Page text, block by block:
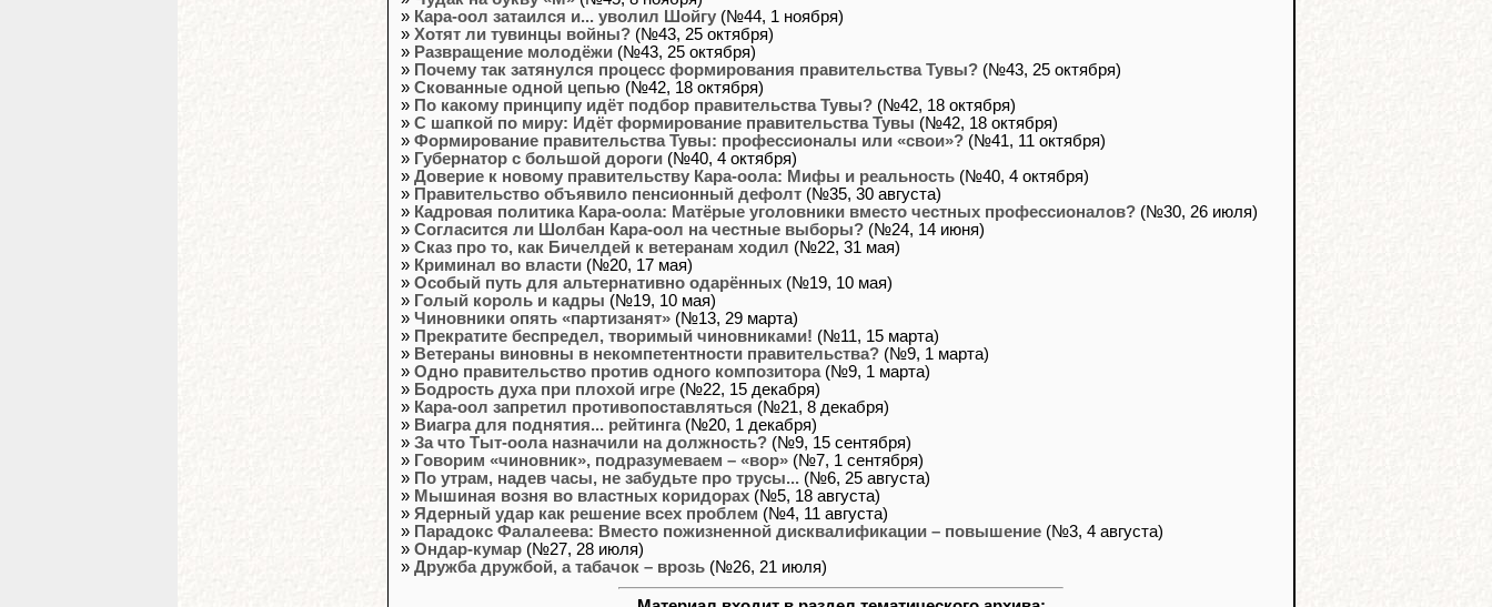
» Кара-оол затаился и... уволил Шойгу (№44, 1 ноября)
» Хотят ли тувинцы войны? (№43, 25 октября)
» Развращение молодёжи (№43, 25 октября)
» Почему так затянулся процесс формирования правительства Тувы? (№43, 25 октября)
» Скованные одной цепью (№42, 18 октября)
» По какому принципу идёт подбор правительства Тувы? (№42, 18 октября)
» С шапкой по миру: Идёт формирование правительства Тувы (№42, 18 октября)
» Формирование правительства Тувы: профессионалы или «свои»? (№41, 11 октября)
» Губернатор с большой дороги (№40, 4 октября)
» Доверие к новому правительству Кара-оола: Мифы и реальность (№40, 4 октября)
» Правительство объявило пенсионный дефолт (№35, 30 августа)
» Кадровая политика Кара-оола: Матёрые уголовники вместо честных профессионалов? (№30, 26 июля)
» Согласится ли Шолбан Кара-оол на честные выборы? (№24, 14 июня)
» Сказ про то, как Бичелдей к ветеранам ходил (№22, 31 мая)
» Криминал во власти (№20, 17 мая)
» Особый путь для альтернативно одарённых (№19, 10 мая)
» Голый король и кадры (№19, 10 мая)
» Чиновники опять «партизанят» (№13, 29 марта)
» Прекратите беспредел, творимый чиновниками! (№11, 15 марта)
» Ветераны виновны в некомпетентности правительства? (№9, 1 марта)
» Одно правительство против одного композитора(№9, 1 марта)
» Бодрость духа при плохой игре (№22, 15 декабря)
» Кара-оол запретил противопоставляться (№21, 8 декабря)
» Виагра для поднятия... рейтинга(№20, 1 декабря)
» За что Тыт-оола назначили на должность? (№9, 15 сентября)
» Говорим «чиновник», подразумеваем – «вор» (№7, 1 сентября)
» По утрам, надев часы, не забудьте про трусы... (№6, 25 августа)
» Мышиная возня во властных коридорах (№5, 18 августа)
» Ядерный удар как решение всех проблем (№4, 11 августа)
» Парадокс Фалалеева: Вместо пожизненной дисквалификации – повышение (№3, 4 августа)
» Ондар-кумар (№27, 28 июля)
» Дружба дружбой, а табачок – врозь (№26, 21 июля)